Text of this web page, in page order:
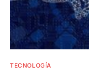
TECNOLOGÍA